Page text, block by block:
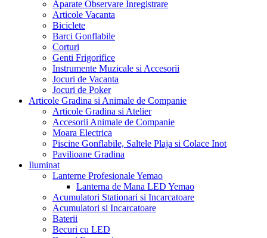
Aparate Observare Inregistrare
Articole Vacanta
Biciclete
Barci Gonflabile
Corturi
Genti Frigorifice
Instrumente Muzicale si Accesorii
Jocuri de Vacanta
Jocuri de Poker
Articole Gradina si Animale de Companie
Articole Gradina si Atelier
Accesorii Animale de Companie
Moara Electrica
Piscine Gonflabile, Saltele Plaja si Colace Inot
Pavilioane Gradina
Iluminat
Lanterne Profesionale Yemao
Lanterna de Mana LED Yemao
Acumulatori Stationari si Incarcatoare
Acumulatori si Incarcatoare
Baterii
Becuri cu LED